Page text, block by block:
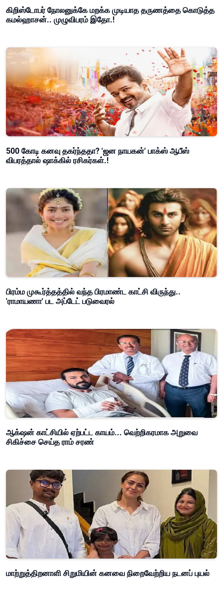
கிறிஸ்டோபர் நோலனுக்கே மறக்க முடியாத தருணத்தை கொடுத்த
கமல்ஹாசன்.. முழுவிபரம் இதோ.!
500 கோடி கனவு தகர்ந்ததா? 'ஜன நாயகன்' பாக்ஸ் ஆபீஸ்
விபரத்தால் ஷாக்கில் ரசிகர்கள்.!
பிரம்ம முகூர்த்தத்தில் வந்த பிரமாண்ட காட்சி விருந்து..
'ராமாயணா' பட அப்டேட் படுவைரல்
ஆக்‌ஷன் காட்சியில் ஏற்பட்ட காயம்... வெற்றிகரமாக அறுவை
சிகிச்சை செய்த ராம் சரண்
மாற்றுத்திறனாளி சிறுமியின் கனவை நிறைவேற்றிய நடனப் புயல்